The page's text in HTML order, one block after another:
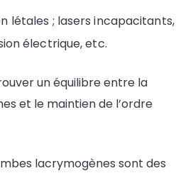
létales ; lasers incapacitants,
électrique, etc.
un équilibre entre la
et le maintien de l’ordre
lacrymogènes sont des